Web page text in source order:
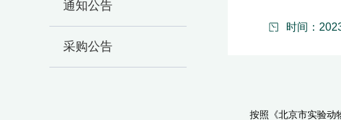
通知公告
采购公告
时间：
按照《北京市实验动